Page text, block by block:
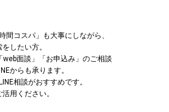
間コスパ」も大事にしながら、
したい方。
web面談」「お申込み」のご相談
からも承ります。
相談がおすすめです。
用ください。